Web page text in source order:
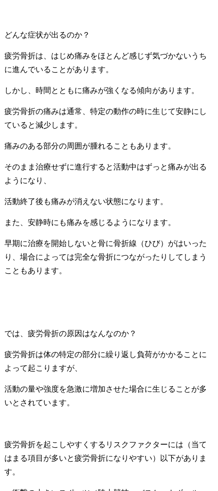
どんな症状が出るのか？
疲労骨折は、はじめ痛みをほとんど感じず気づかないうち
に進んでいることがあります。
しかし、時間とともに痛みが強くなる傾向があります。
疲労骨折の痛みは通常、特定の動作の時に生じて安静にし
ていると減少します。
痛みのある部分の周囲が腫れることもあります。
そのまま治療せずに進行すると活動中はずっと痛みが出る
ようになり、
活動終了後も痛みが消えない状態になります。
また、安静時にも痛みを感じるようになります。
早期に治療を開始しないと骨に骨折線（ひび）がはいった
り、場合によっては完全な骨折につながったりしてしまう
こともあります。
では、疲労骨折の原因はなんなのか？
疲労骨折は体の特定の部分に繰り返し負荷がかかることに
よって起こりますが、
活動の量や強度を急激に増加させた場合に生じることが多
いとされています。
疲労骨折を起こしやすくするリスクファクターには（当て
はまる項目が多いと疲労骨折になりやすい）以下がありま
す。